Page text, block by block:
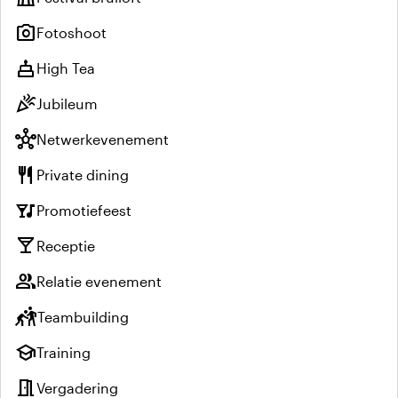
photo_cameraFotoshoot
cake High Tea
celebrationJubileum
hubNetwerkevenement
restaurant Private dining
nightlifePromotiefeest
local_bar Receptie
groupRelatie evenement
sports_kabaddiTeambuilding
schoolTraining
meeting_roomVergadering